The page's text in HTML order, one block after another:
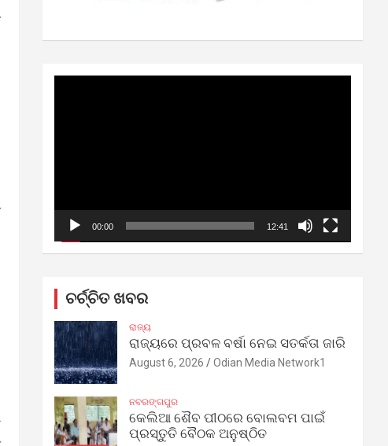
00:00 12:41
ଚର୍ଚ୍ଚିତ ଖବର
ରାଜ୍ୟ
ରାଜ୍ୟରେ ପ୍ରବଳ ବର୍ଷା ନେଇ ସତର୍କତା ଜାରି
August 6, 2026 Odian Media Network1
ନବରଙ୍ଗପୁର
କେଲିଆ ଶୈବ ପୀଠରେ ବୋଲବମ ପାଇଁ
ପ୍ରସ୍ତୁତି ବୈଠକ ଅନୁଷ୍ଠିତ